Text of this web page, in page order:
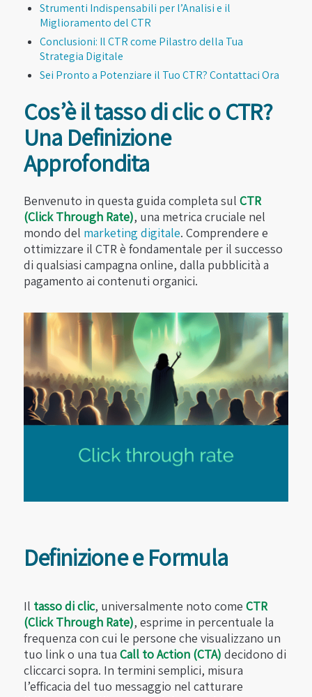
Strumenti Indispensabili per l’Analisi e il
Miglioramento del CTR
Conclusioni: Il CTR come Pilastro della Tua
Strategia Digitale
Sei Pronto a Potenziare il Tuo CTR? Contattaci Ora
Cos’è il tasso di clic o CTR?
Una Definizione
Approfondita
Benvenuto in questa guida completa sul CTR
(Click Through Rate), una metrica cruciale nel
mondo del marketing digitale. Comprendere e
ottimizzare il CTR è fondamentale per il successo
di qualsiasi campagna online, dalla pubblicità a
pagamento ai contenuti organici.
Definizione e Formula
Il tasso di clic, universalmente noto come CTR
(Click Through Rate), esprime in percentuale la
frequenza con cui le persone che visualizzano un
tuo link o una tua Call to Action (CTA) decidono di
cliccarci sopra. In termini semplici, misura
l’efficacia del tuo messaggio nel catturare